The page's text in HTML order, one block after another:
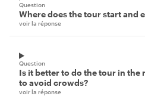
Question
Where does the tour start and
voir la réponse
Question
Is it better to do the tour in
to avoid crowds?
voir la réponse